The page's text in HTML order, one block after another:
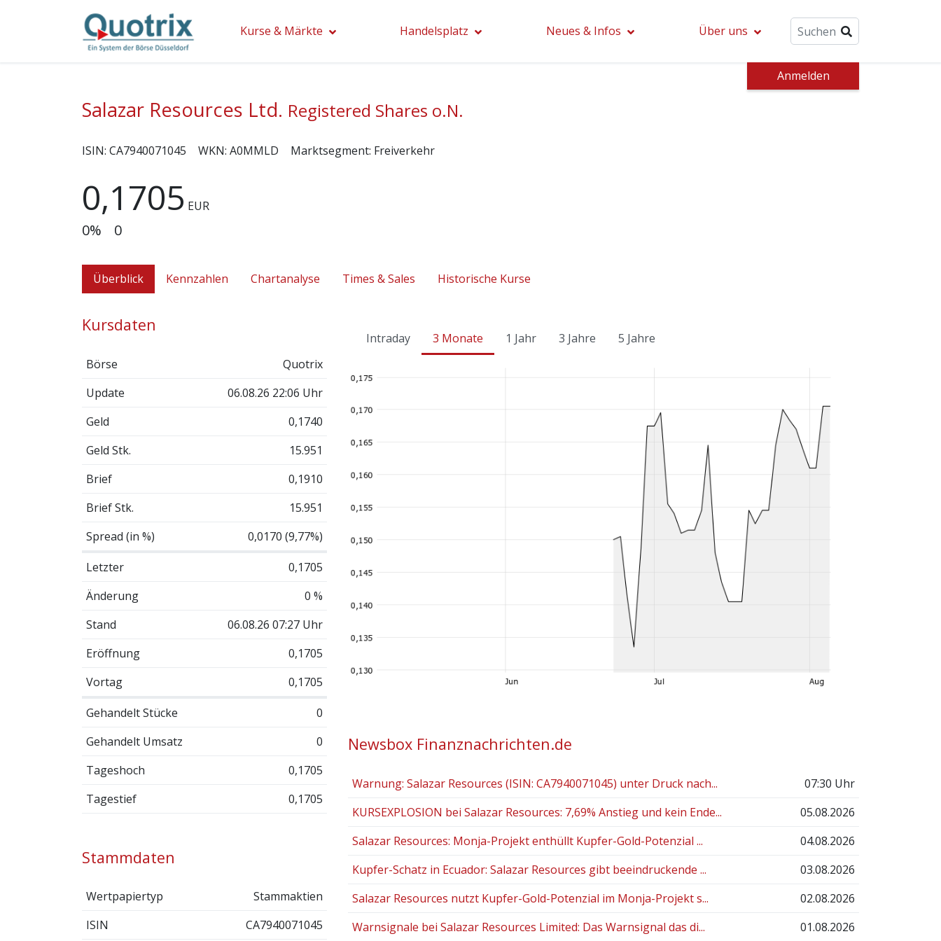
Kurse & Märkte Handelsplatz Neues & Infos Über uns
Anmelden
Salazar Resources Ltd. Registered Shares o.N.
ISIN: CA7940071045 WKN: A0MMLD Marktsegment: Freiverkehr
0,1705 EUR
0% 0
Überblick Kennzahlen Chartanalyse Times & Sales Historische Kurse
Kursdaten
Börse
Quotrix
Update
06.08.26 22:06 Uhr
Geld
0,1740
Geld Stk.
15.951
Brief
0,1910
Brief Stk.
15.951
Spread (in %)
0,0170 (9,77%)
Letzter
0,1705
Änderung
0 %
Stand
06.08.26 07:27 Uhr
Eröffnung
0,1705
Vortag
0,1705
Gehandelt Stücke
0
Gehandelt Umsatz
0
Tageshoch
0,1705
Tagestief
0,1705
Stammdaten
Wertpapiertyp
Stammaktien
ISIN
CA7940071045
Intraday 3 Monate 1 Jahr 3 Jahre 5 Jahre
Newsbox Finanznachrichten.de
Warnung: Salazar Resources (ISIN: CA7940071045) unter Druck nach...
07:30 Uhr
KURSEXPLOSION bei Salazar Resources: 7,69% Anstieg und kein Ende...
05.08.2026
Salazar Resources: Monja-Projekt enthüllt Kupfer-Gold-Potenzial ...
04.08.2026
Kupfer-Schatz in Ecuador: Salazar Resources gibt beeindruckende ...
03.08.2026
Salazar Resources nutzt Kupfer-Gold-Potenzial im Monja-Projekt s...
02.08.2026
Warnsignale bei Salazar Resources Limited: Das Warnsignal das di...
01.08.2026